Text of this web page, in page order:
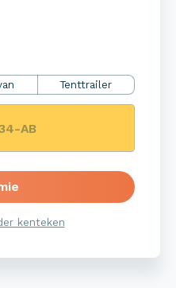
Tenttrailer
kenteken